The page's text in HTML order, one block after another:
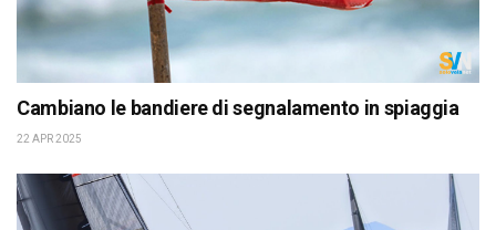
Cambiano le bandiere di segnalamento in spiaggia
22 APR 2025